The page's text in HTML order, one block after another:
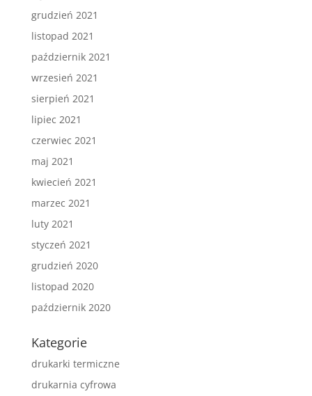
grudzień 2021
listopad 2021
październik 2021
wrzesień 2021
sierpień 2021
lipiec 2021
czerwiec 2021
maj 2021
kwiecień 2021
marzec 2021
luty 2021
styczeń 2021
grudzień 2020
listopad 2020
październik 2020
Kategorie
drukarki termiczne
drukarnia cyfrowa